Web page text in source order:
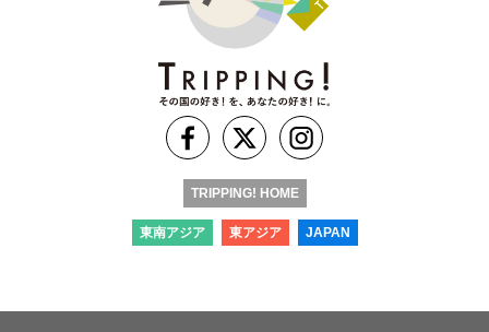
TRIPPING! HOME
東南アジア 東アジア JAPAN